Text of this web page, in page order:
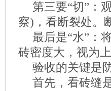
第三要“切”：
察)，看断裂处。
最后是“水”：
砖密度大，视为上
验收的关键是
首先，看砖缝